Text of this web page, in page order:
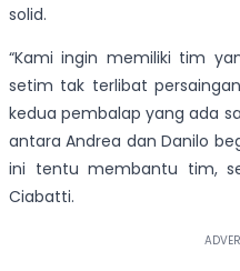
solid.
“Kami ingin memiliki tim
setim tak terlibat
kedua pembalap yang ada
antara Andrea dan Danilo
ini tentu membantu tim,
Ciabatti.